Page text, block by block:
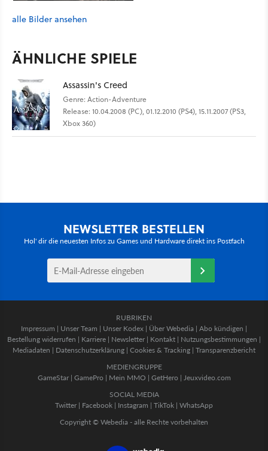
alle Bilder ansehen
ÄHNLICHE SPIELE
Assassin's Creed
Genre: Action-Adventure
Release: 10.04.2008 (PC), 01.12.2010 (PS4), 15.11.2007 (PS3,
Xbox 360)
NEWSLETTER BESTELLEN
Hol' dir die neuesten Infos zu Games und Hardware direkt ins Postfach
RUBRIKEN
Impressum | Unser Team | Unser Kodex | Über Webedia | Abo kündigen |
Bestellung widerrufen | Karriere | Newsletter | Kontakt | Nutzungsbestimmungen |
Mediadaten | Datenschutzerklärung | Cookies & Tracking | Transparenzbericht
MEDIENGRUPPE
GameStar| GamePro | Mein MMO | GetHero | Jeuxvideo.com
SOCIAL MEDIA
Twitter | Facebook | Instagram | TikTok | WhatsApp
Copyright © Webedia - alle Rechte vorbehalten